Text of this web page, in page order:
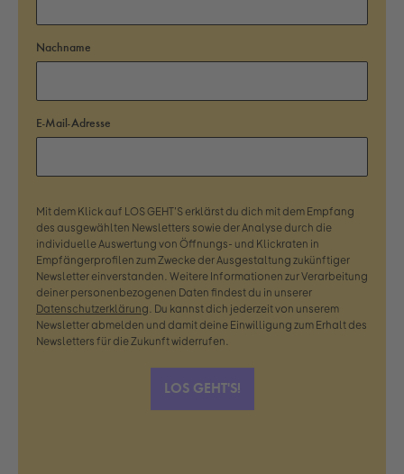
Nachname
E-Mail-Adresse
Mit dem Klick auf LOS GEHT'S erklärst du dich mit dem Empfang
des ausgewählten Newsletters sowie der Analyse durch die
individuelle Auswertung von Öffnungs- und Klickraten in
Empfängerprofilen zum Zwecke der Ausgestaltung zukünftiger
Newsletter einverstanden. Weitere Informationen zur Verarbeitung
deiner personenbezogenen Daten findest du in unserer
Datenschutzerklärung. Du kannst dich jederzeit von unserem
Newsletter abmelden und damit deine Einwilligung zum Erhalt des
Newsletters für die Zukunft widerrufen.